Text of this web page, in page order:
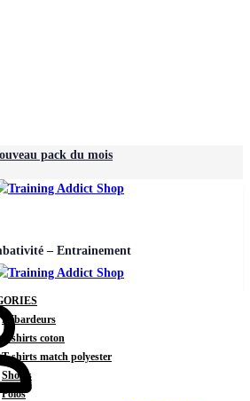
pack du mois
– Entrainement
Débardeurs
T-shirts coton
T-shirts match polyester
Shorts
Polos